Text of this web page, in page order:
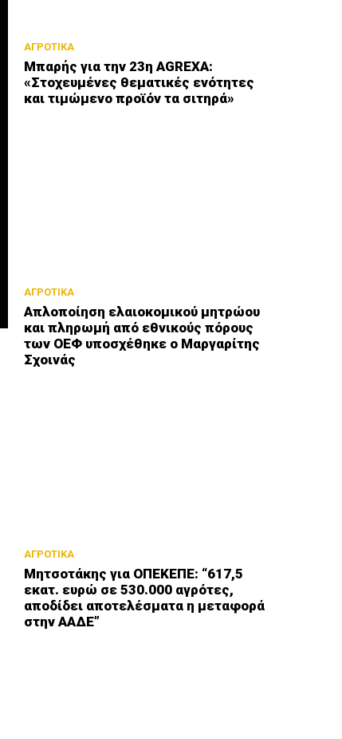
ΑΓΡΟΤΙΚΑ
Μπαρής για την 23η AGREXA:
«Στοχευμένες θεματικές ενότητες
και τιμώμενο προϊόν τα σιτηρά»
ΑΓΡΟΤΙΚΑ
Απλοποίηση ελαιοκομικού μητρώου
και πληρωμή από εθνικούς πόρους
των ΟΕΦ υποσχέθηκε ο Μαργαρίτης
Σχοινάς
ΑΓΡΟΤΙΚΑ
Μητσοτάκης για ΟΠΕΚΕΠΕ: “617,5
εκατ. ευρώ σε 530.000 αγρότες,
αποδίδει αποτελέσματα η μεταφορά
στην ΑΑΔΕ”